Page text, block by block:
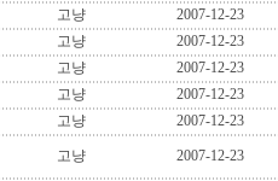
고냥 2007-12-23
고냥 2007-12-23
고냥 2007-12-23
고냥 2007-12-23
고냥 2007-12-23
고냥 2007-12-23